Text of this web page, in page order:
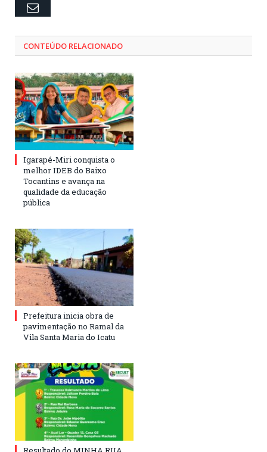
Email
CONTEÚDO RELACIONADO
Igarapé-Miri conquista o
melhor IDEB do Baixo
Tocantins e avança na
qualidade da educação
pública
Prefeitura inicia obra de
pavimentação no Ramal da
Vila Santa Maria do Icatu